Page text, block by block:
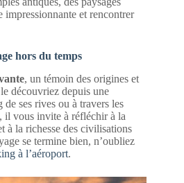
impressionnante et rencontrer
hors du temps
, un témoin des origines et
découvriez depuis une
ses rives ou à travers les
il vous invite à réfléchir à la
à la richesse des civilisations
se termine bien, n’oubliez
à l’aéroport.